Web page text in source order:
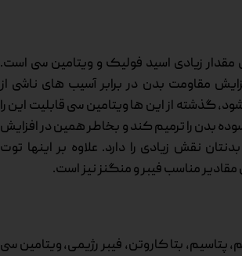
مقدار زیادی اسید فولیک و ویتامین سی است.
مقاومت بدن در برابر آسیب های ناشی از
گذشته از این ها ویتامین سی قابلیت این را
بدن را ترمیم کند و بخاطر همین در افزایش
نقش زیادی را دارد. علاوه بر اینها توت
مناسب فیبر و منگنز نیز است.
پتاسیم، بتا کاروتن، فیبر رژیمی، ویتامین سی